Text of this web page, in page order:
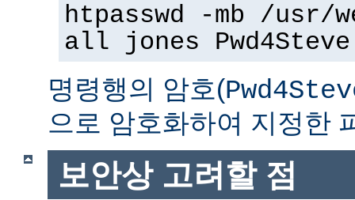
htpasswd -mb /usr/
all jones Pwd4Steve
명령행의 암호(
으로 암호화하여 지정한
보안상 고려할 점